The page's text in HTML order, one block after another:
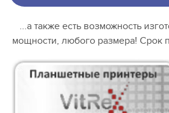
...а также есть возможность
мощности, любого размера! Срок